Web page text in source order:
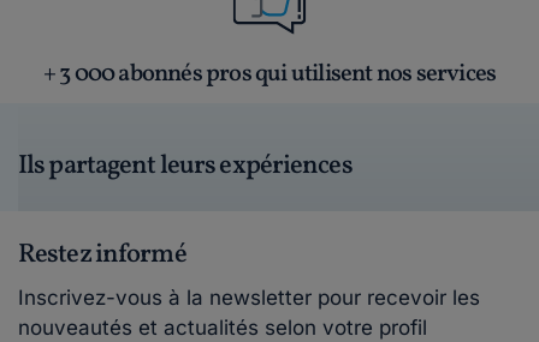
+ 3 000 abonnés pros qui utilisent nos services
Ils partagent leurs expériences
Restez informé
Inscrivez-vous à la newsletter pour recevoir les
nouveautés et actualités selon votre profil